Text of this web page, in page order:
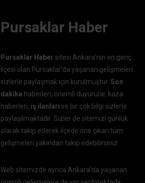
Pursaklar Haber
Pursaklar Haber sitesi Ankara'nın en genç
ilçesi olan Pursaklar'da yaşanan gelişmeleri
sizlerle paylaşmak için kurulmuştur. Son
dakika haberleri, önemli duyurular, kaza
haberleri, iş ilanlarıve bir çok bilgi sizlerle
paylaşılmaktadır. Sizler de sitemizi günlük
olarak takip ederek ilçede öne çıkan tüm
gelişmeleri yakından takip edebilirsiniz.
Web sitemizde ayrıca Ankara'da yaşanan